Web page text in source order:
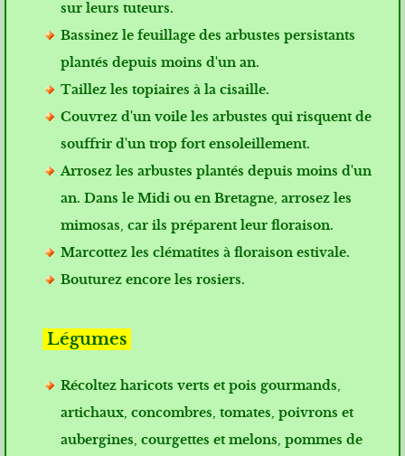
sur leurs tuteurs.
Bassinez le feuillage des arbustes persistants
plantés depuis moins d'un an.
Taillez les topiaires à la cisaille.
Couvrez d'un voile les arbustes qui risquent de
souffrir d'un trop fort ensoleillement.
Arrosez les arbustes plantés depuis moins d'un
an. Dans le Midi ou en Bretagne, arrosez les
mimosas, car ils préparent leur floraison.
Marcottez les clématites à floraison estivale.
Bouturez encore les rosiers.
Légumes
Récoltez haricots verts et pois gourmands,
artichaux, concombres, tomates, poivrons et
aubergines, courgettes et melons, pommes de